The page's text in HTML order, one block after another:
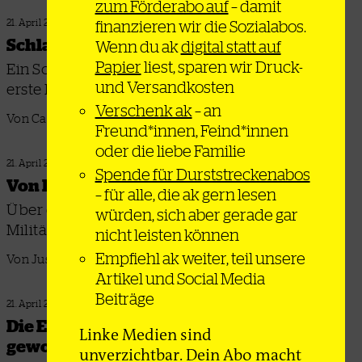
21. April 2026
Schlaglöcher und Fallstricke
Ein Sozialist als Bürgermeister New Yorks? Eine
erste Bilanz
Von Caspar Shaller
21. April 2026
Von Dahieh nach Gaza und zurück
Über die Ursprünge der israelischen
Militärstrategie im Libanon
Von Justus Könneker
21. April 2026
Die Entmenschlichung ist Alltag
geworden
zum Förderabo auf– damit
finanzieren wir die Sozialabos.
Wenn du akdigital statt auf
Papierliest, sparen wir Druck-
und Versandkosten
Verschenk ak– an
Freund*innen, Feind*innen
oder die liebe Familie
Spende für Durststreckenabos
– für alle, die ak gern lesen
würden, sich aber gerade gar
nicht leisten können
Empfiehl ak weiter, teil unsere
Artikel und Social Media
Beiträge
Linke Medien sind
unverzichtbar. Dein Abo macht